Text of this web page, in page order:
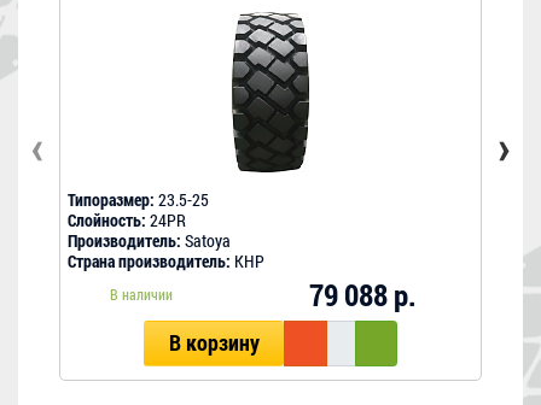
Типоразмер: 23.5-25
Слойность: 24PR
Производитель: Satoya
Страна производитель: КНР
В наличии 79 088 р.
В корзину
‹ ›